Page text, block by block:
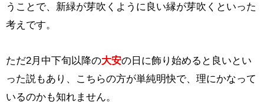
うことで、新緑が芽吹くように良い縁が芽吹くといった
考えです。
ただ2月中下旬以降の大安の日に飾り始めると良いとい
った説もあり、こちらの方が単純明快で、理にかなって
いるのかも知れません。